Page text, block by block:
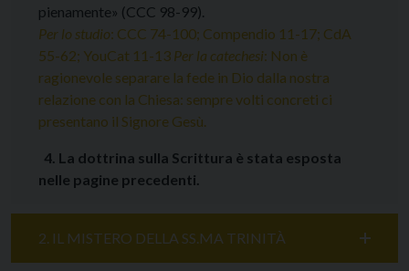
pienamente» (CCC 98-99).
Per lo studio: CCC 74-100; Compendio 11-17; CdA
55-62; YouCat 11-13 Per la catechesi: Non è
ragionevole separare la fede in Dio dalla nostra
relazione con la Chiesa: sempre volti concreti ci
presentano il Signore Gesù.
4. La dottrina sulla Scrittura è stata esposta
nelle pagine precedenti.
2. IL MISTERO DELLA SS.MA TRINITÀ